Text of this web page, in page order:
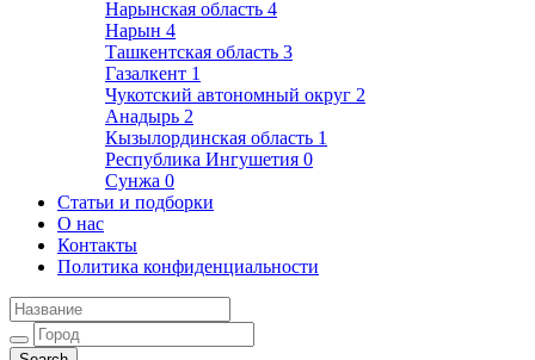
Нарынская область 4
Нарын 4
Ташкентская область 3
Газалкент 1
Чукотский автономный округ 2
Анадырь 2
Кызылординская область 1
Республика Ингушетия 0
Сунжа 0
Статьи и подборки
О нас
Контакты
Политика конфиденциальности